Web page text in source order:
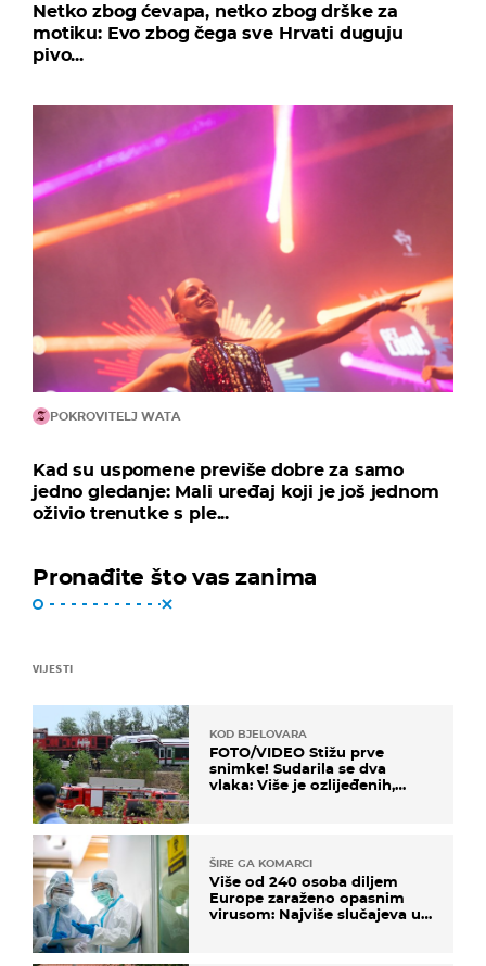
Netko zbog ćevapa, netko zbog drške za
motiku: Evo zbog čega sve Hrvati duguju
pivo...
POKROVITELJ WATA
Kad su uspomene previše dobre za samo
jedno gledanje: Mali uređaj koji je još jednom
oživio trenutke s ple...
Pronađite što vas zanima
VIJESTI
KOD BJELOVARA
FOTO/VIDEO Stižu prve
snimke! Sudarila se dva
vlaka: Više je ozlijeđenih,
ŠIRE GA KOMARCI
Više od 240 osoba diljem
Europe zaraženo opasnim
virusom: Najviše slučajeva u